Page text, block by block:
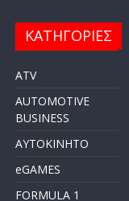
ΚΑΤΗΓΟΡΙΕΣ
ATV
AUTOMOTIVE
BUSINESS
AYTOKINHTO
eGAMES
FORMULA 1